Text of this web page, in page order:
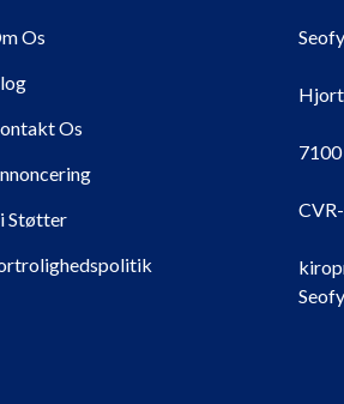
Os
Os
Støtter